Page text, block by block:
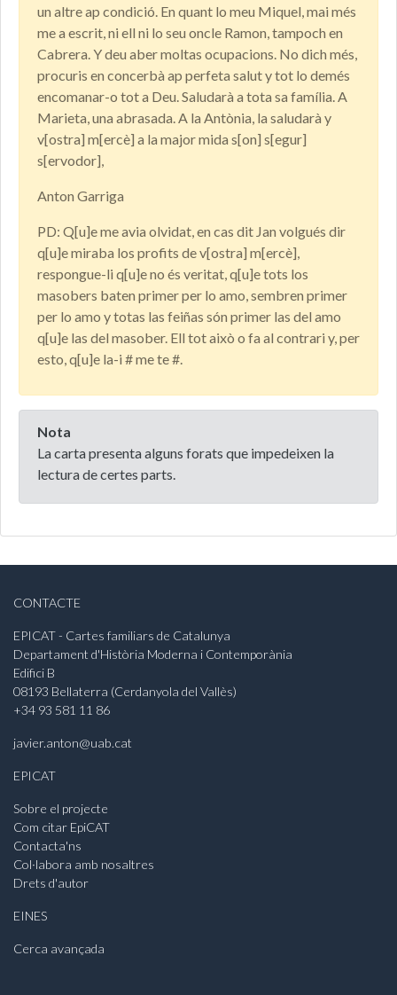
un altre ap condició. En quant lo meu Miquel, mai més
me a escrit, ni ell ni lo seu oncle Ramon, tampoch en
Cabrera. Y deu aber moltas ocupacions. No dich més,
procuris en concerbà ap perfeta salut y tot lo demés
encomanar-o tot a Deu. Saludarà a tota sa família. A
Marieta, una abrasada. A la Antònia, la saludarà y
v[ostra] m[ercè] a la major mida s[on] s[egur]
s[ervodor],
Anton Garriga
PD: Q[u]e me avia olvidat, en cas dit Jan volgués dir
q[u]e miraba los profits de v[ostra] m[ercè],
respongue-li q[u]e no és veritat, q[u]e tots los
masobers baten primer per lo amo, sembren primer
per lo amo y totas las feiñas són primer las del amo
q[u]e las del masober. Ell tot això o fa al contrari y, per
esto, q[u]e la-i # me te #.
Nota
La carta presenta alguns forats que impedeixen la
lectura de certes parts.
CONTACTE
EPICAT - Cartes familiars de Catalunya
Departament d'Història Moderna i Contemporània
Edifici B
08193 Bellaterra (Cerdanyola del Vallès)
+34 93 581 11 86
javier.anton@uab.cat
EPICAT
Sobre el projecte
Com citar EpiCAT
Contacta'ns
Col·labora amb nosaltres
Drets d'autor
EINES
Cerca avançada